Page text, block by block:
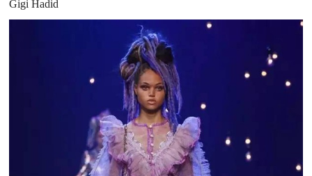
Gigi Hadid